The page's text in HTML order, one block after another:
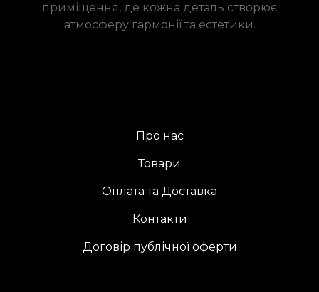
приміщення, де кожна деталь створює
атмосферу гармонії та естетики.
Про нас
Товари
Оплата та Доставка
Контакти
Договір публічної оферти